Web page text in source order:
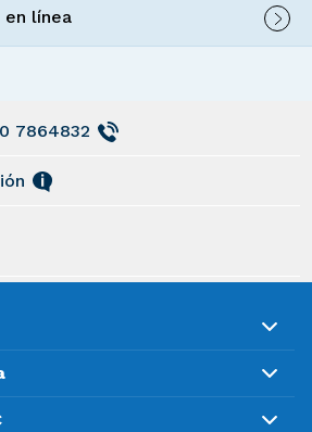
en línea
7864832